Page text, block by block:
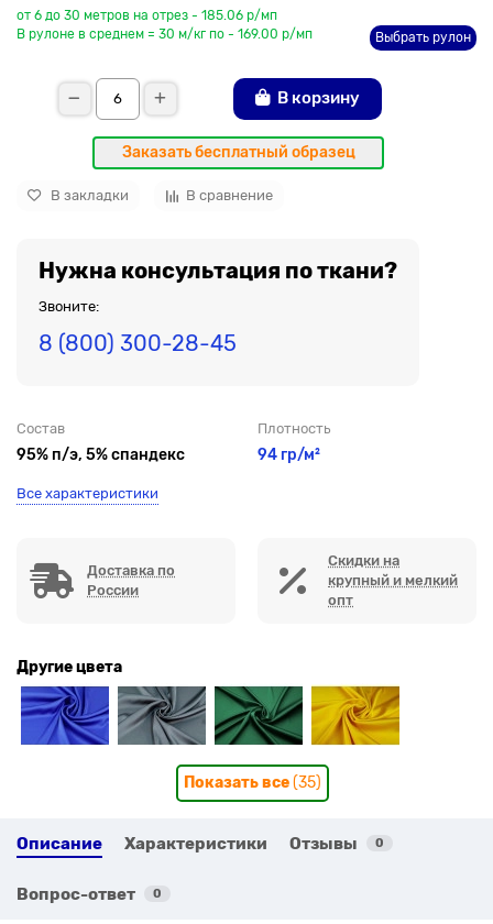
от 6 до 30 метров на отрез - 185.06 р/мп
В рулоне в среднем = 30 м/кг по - 169.00 р/мп
Выбрать рулон
В корзину
Заказать бесплатный образец
В закладки В сравнение
Нужна консультация по ткани?
Звоните:
8 (800) 300-28-45
Состав
95% п/э, 5% спандекс
Плотность
94 гр/м²
Все характеристики
Доставка по
России
Скидки на
крупный и мелкий
опт
Другие цвета
Показать все(35)
Описание Характеристики Отзывы 0
Вопрос-ответ 0